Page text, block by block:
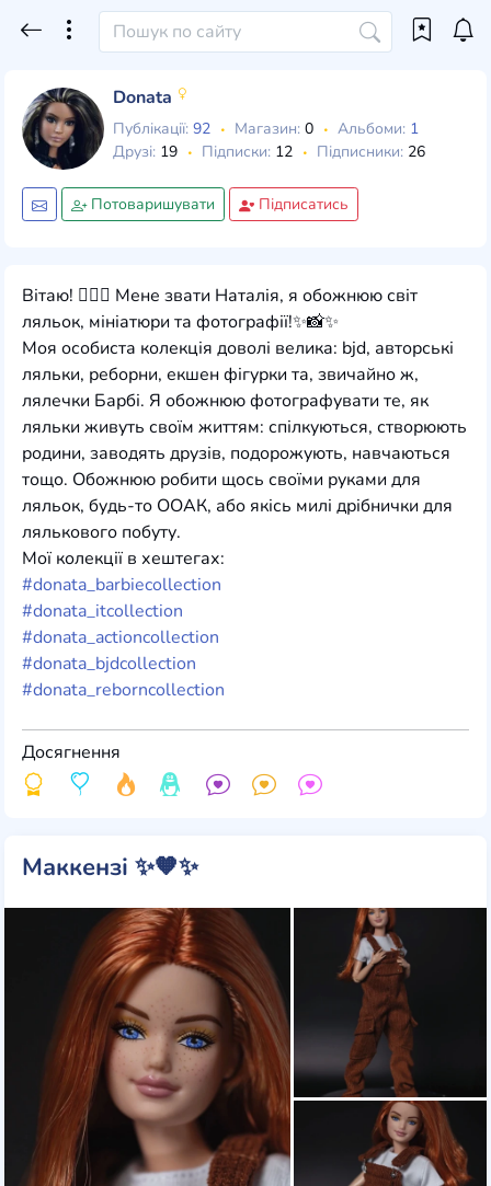
Donata
Публікації: 92 Магазин: 0 Альбоми: 1
Друзі: 19 Підписки: 12 Підписники: 26
Потоваришувати Підписатись
Вітаю! 🧚🏼‍♀️ Мене звати Наталія, я обожнюю світ
ляльок, мініатюри та фотографії!✨📸✨
Моя особиста колекція доволі велика: bjd, авторські
ляльки, реборни, екшен фігурки та, звичайно ж,
лялечки Барбі. Я обожнюю фотографувати те, як
ляльки живуть своїм життям: спілкуються, створюють
родини, заводять друзів, подорожують, навчаються
тощо. Обожнюю робити щось своїми руками для
ляльок, будь-то ООАК, або якісь милі дрібнички для
лялькового побуту.
Мої колекції в хештегах:
#donata_barbiecollection
#donata_itcollection
#donata_actioncollection
#donata_bjdcollection
#donata_reborncollection
Досягнення
Маккензі ✨🧡✨